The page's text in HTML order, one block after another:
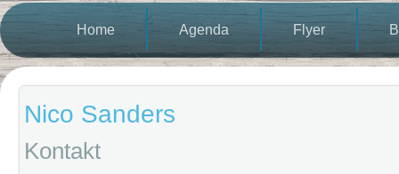
Home Agenda Flyer
Nico Sanders
Kontakt